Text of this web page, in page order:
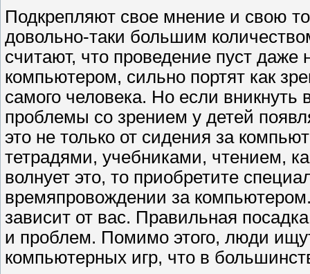
Подкрепляют свое мнение и свою
довольно-таки большим
считают, что проведение пуст
компьютером, сильно портят как
самого человека. Но если вникнуть
проблемы со зрением у детей
это не только от сидения за
тетрадями, учебниками, чтением,
волнует это, то приобретите
времяпровождении за
зависит от вас. Правильная
и проблем. Помимо этого, люди
компьютерных игр, что в